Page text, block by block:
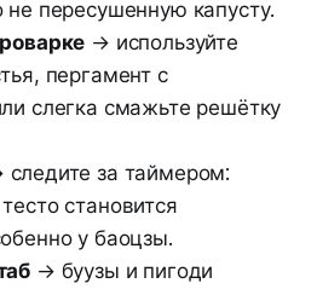
пересушенную капусту.
→ используйте
пергамент с
слегка смажьте решётку
следите за таймером:
становится
у баоцзы.
→ буузы и пигоди